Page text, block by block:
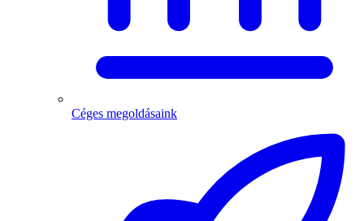
Céges megoldásaink